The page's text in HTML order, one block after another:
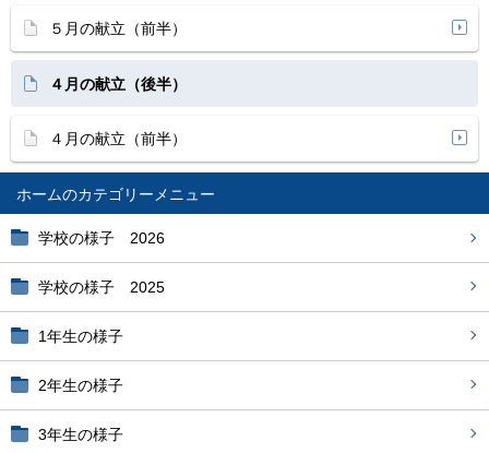
ホーム
学校の様子 2026
学校の様子 2025
1年生の様子
2年生の様子
3年生の様子
５月の献立（前半）
４月の献立（後半）
４月の献立（前半）